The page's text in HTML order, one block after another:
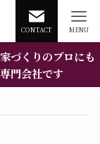
CONTACT MENU
づくりのプロにも
門会社です